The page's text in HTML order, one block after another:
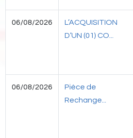
06/08/2026
L’ACQUISITION
D’UN (01) CO...
06/08/2026
Pièce de
Rechange...